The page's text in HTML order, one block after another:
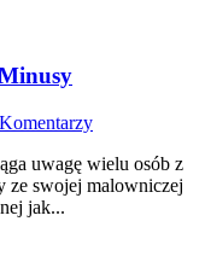
uwagę wielu osób z
ze swojej malowniczej
jak...